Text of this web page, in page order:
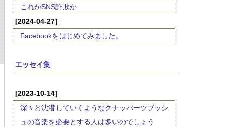
これがSNS詐欺か
[2024-04-27]
Facebookをはじめてみました。
エッセイ集
[2023-10-14]
深々と沈潜していくようなクナッパーツブッシ
ュの音楽を必要とする人は多いのでしょう